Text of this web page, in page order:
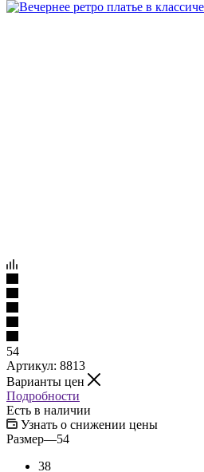
54
Артикул: 8813
Варианты цен
Подробности
Есть в наличии
Узнать о снижении цены
Размер—54
38